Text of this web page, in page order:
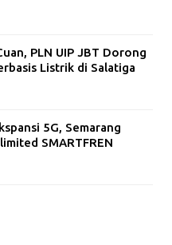
PLN UIP JBT Dorong
Listrik di Salatiga
5G, Semarang
SMARTFREN